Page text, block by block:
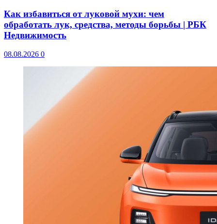
Как избавиться от луковой мухи: чем
обработать лук, средства, методы борьбы | РБК
Недвижимость
08.08.2026 0